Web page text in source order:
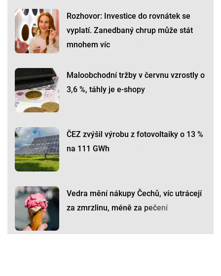
Rozhovor: Investice do rovnátek se
vyplatí. Zanedbaný chrup může stát
mnohem víc
Maloobchodní tržby v červnu vzrostly o
3,6 %, táhly je e-shopy
ČEZ zvýšil výrobu z fotovoltaiky o 13 %
na 111 GWh
Vedra mění nákupy Čechů, víc utrácejí
za zmrzlinu, méně za pečení